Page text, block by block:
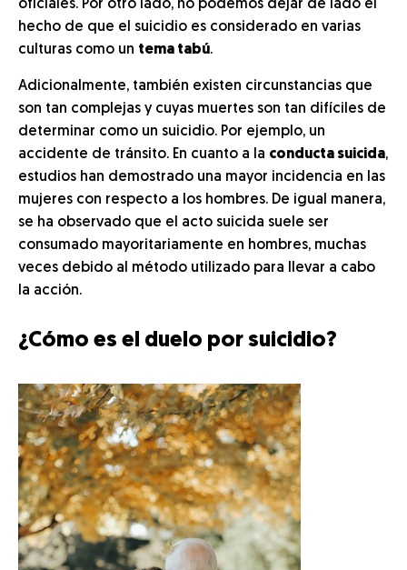
oficiales. Por otro lado, no podemos dejar de lado el
hecho de que el suicidio es considerado en varias
culturas como un tema tabú.
Adicionalmente, también existen circunstancias que
son tan complejas y cuyas muertes son tan difíciles de
determinar como un suicidio. Por ejemplo, un
accidente de tránsito. En cuanto a la conducta suicida,
estudios han demostrado una mayor incidencia en las
mujeres con respecto a los hombres. De igual manera,
se ha observado que el acto suicida suele ser
consumado mayoritariamente en hombres, muchas
veces debido al método utilizado para llevar a cabo
la acción.
¿Cómo es el duelo por suicidio?